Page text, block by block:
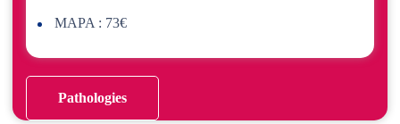
MAPA : 73€
Pathologies